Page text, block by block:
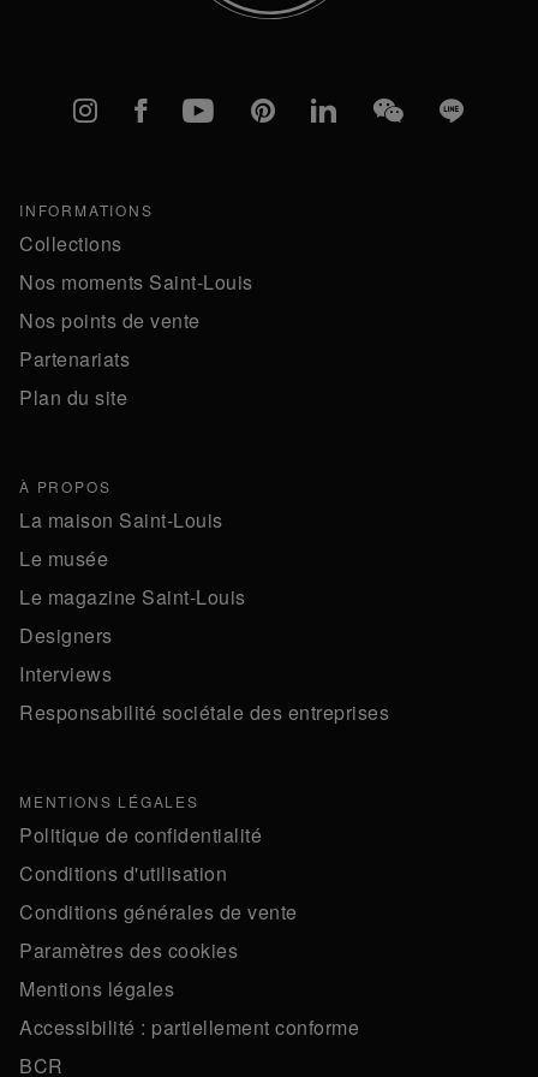
Instagram
FacebookYouTubePinterestlinkedInWeChatLine
INFORMATIONS
Collections
Nos moments Saint-Louis
Nos points de vente
Partenariats
Plan du site
À PROPOS
La maison Saint-Louis
Le musée
Le magazine Saint-Louis
Designers
Interviews
Responsabilité sociétale des entreprises
MENTIONS LÉGALES
Politique de confidentialité
Conditions d'utilisation
Conditions générales de vente
Paramètres des cookies
Mentions légales
Accessibilité : partiellement conforme
BCR